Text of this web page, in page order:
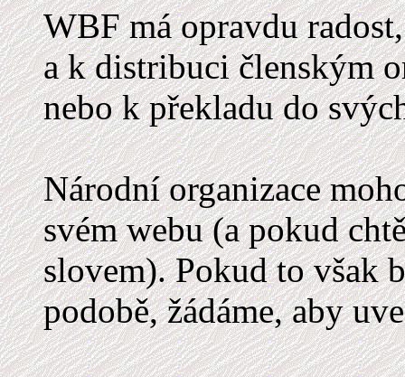
WBF má opravdu
a k distribuci členským
nebo k překladu do
Národní organizace
svém webu (a pokud
slovem). Pokud to však
podobě, žádáme, aby